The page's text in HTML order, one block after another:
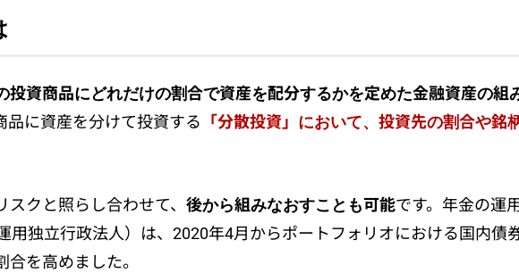
有物件を戦略的に拡大できる
を組むポイントは「3つの分散」
投資商品にどれだけの割合で資産を配分するかを定めた金融資産の組
品に資産を分けて投資する 「分散投資」において、投資先の割合や銘
スクと照らし合わせて、 後から組みなおすことも可能です。年金の運
用独立行政法人）は、2020年4月からポートフォリオにおける国内債
を高めました。